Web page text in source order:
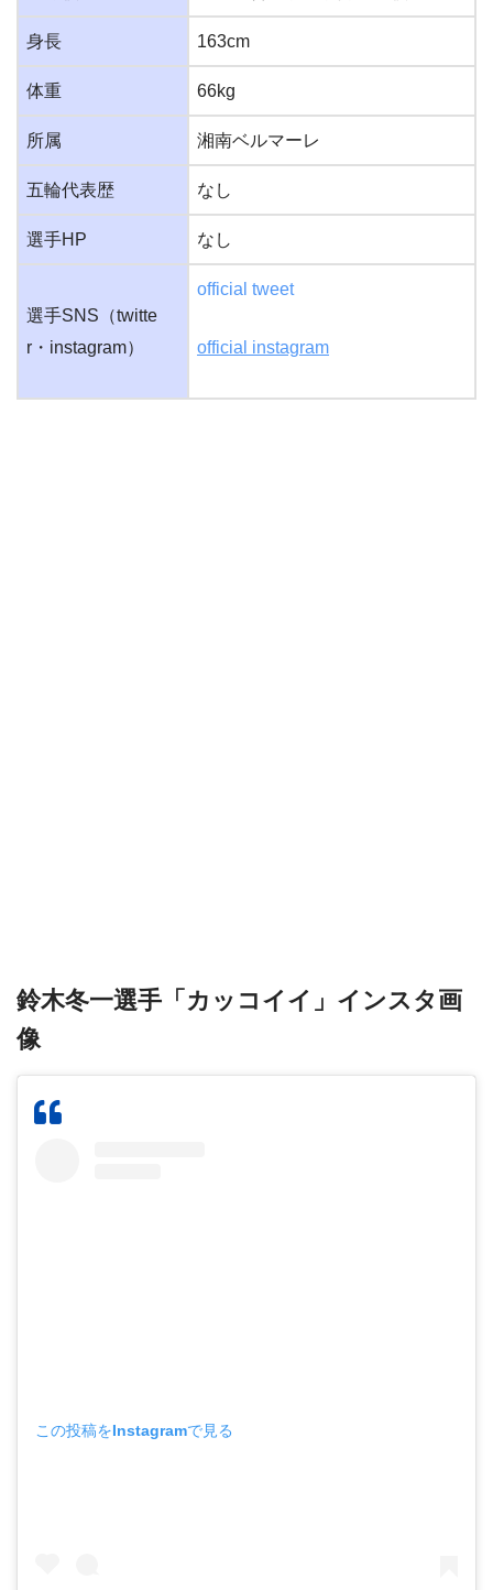
身長 163cm
体重 66kg
所属 湘南ベルマーレ
五輪代表歴 なし
選手HP なし
選手SNS（twitte
r・instagram）
official tweet
official instagram
鈴木冬一選手「カッコイイ」インスタ画
像
この投稿をInstagramで見る